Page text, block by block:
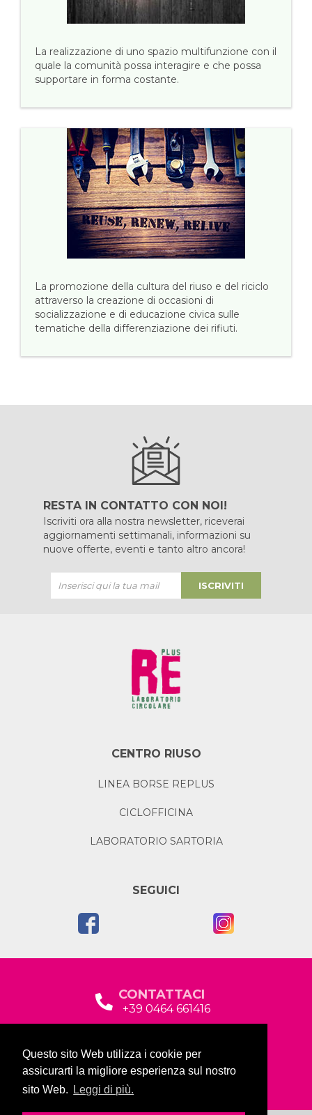
Questo sito Web utilizza i cookie per
assicurarti la migliore esperienza sul nostro
sito Web.
Leggi di più.
La realizzazione di uno spazio multifunzione con il
quale la comunità possa interagire e che possa
supportare in forma costante.
La promozione della cultura del riuso e del riciclo
attraverso la creazione di occasioni di
socializzazione e di educazione civica sulle
tematiche della differenziazione dei rifiuti.
RESTA IN CONTATTO CON NOI!
Iscriviti ora alla nostra newsletter, riceverai
aggiornamenti settimanali, informazioni su
nuove offerte, eventi e tanto altro ancora!
ISCRIVITI
CENTRO RIUSO
LINEA BORSE REPLUS
CICLOFFICINA
LABORATORIO SARTORIA
SEGUICI
CONTATTACI
+39 0464 661416
Via Baltera, 19
38066 Riva del Garda (TN)